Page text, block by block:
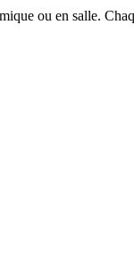
ou en salle.